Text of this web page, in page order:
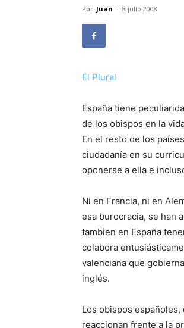
Por Juan - 8 julio 2008
El Plural
España tiene
de los obispos en la
En el resto de los
ciudadanía en su
oponerse a ella e
Ni en Francia, ni en
esa burocracia, se han
tambien en España
colabora
valenciana que
inglés.
Los obispos
reaccionan frente a la